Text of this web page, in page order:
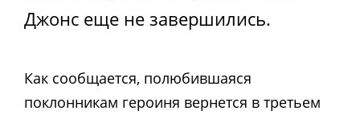
Джонс еще не завершились.
Как сообщается, полюбившаяся
поклонникам героиня вернется в третьем